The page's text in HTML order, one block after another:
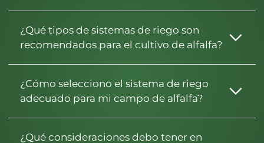
¿Qué tipos de sistemas de riego son
recomendados para el cultivo de alfalfa?
¿Cómo selecciono el sistema de riego
adecuado para mi campo de alfalfa?
¿Qué consideraciones debo tener en